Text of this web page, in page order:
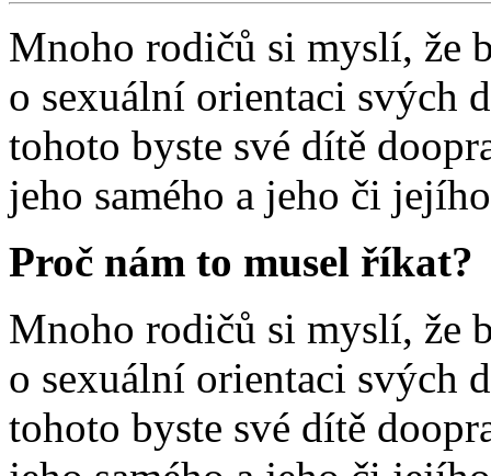
Mnoho rodičů si myslí, že
o sexuální orientaci svých
tohoto byste své dítě
jeho samého a jeho či
Proč nám to musel říkat?
Mnoho rodičů si myslí, že
o sexuální orientaci svých
tohoto byste své dítě